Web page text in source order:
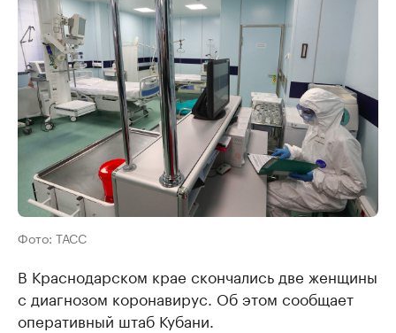
Фото: ТАСС
В Краснодарском крае скончались две женщины
с диагнозом коронавирус. Об этом сообщает
оперативный штаб Кубани.